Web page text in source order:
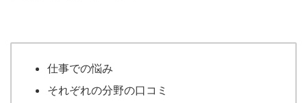
仕事での悩み
それぞれの分野の口コミ